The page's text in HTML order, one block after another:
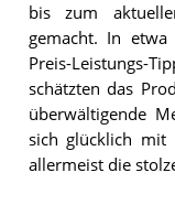
bis zum
gemacht. In
Preis-Leistungs-
schätzten das
überwältigende
sich glücklich mit
allermeist die